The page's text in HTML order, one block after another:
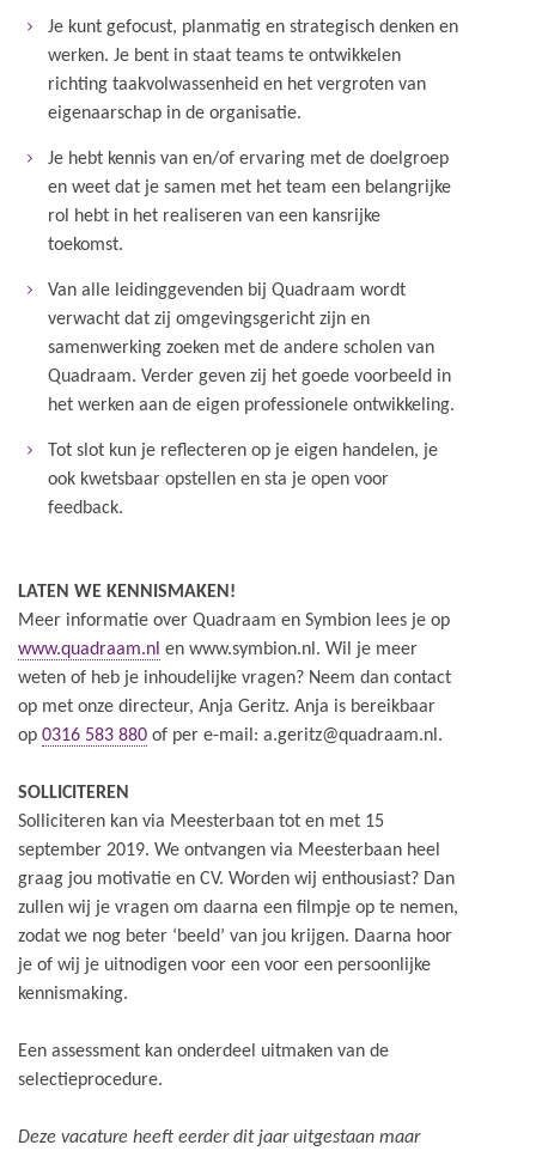
Je kunt gefocust, planmatig en strategisch denken en
werken. Je bent in staat teams te ontwikkelen
richting taakvolwassenheid en het vergroten van
eigenaarschap in de organisatie.
Je hebt kennis van en/of ervaring met de doelgroep
en weet dat je samen met het team een belangrijke
rol hebt in het realiseren van een kansrijke
toekomst.
Van alle leidinggevenden bij Quadraam wordt
verwacht dat zij omgevingsgericht zijn en
samenwerking zoeken met de andere scholen van
Quadraam. Verder geven zij het goede voorbeeld in
het werken aan de eigen professionele ontwikkeling.
Tot slot kun je reflecteren op je eigen handelen, je
ook kwetsbaar opstellen en sta je open voor
feedback.
LATEN WE KENNISMAKEN!
Meer informatie over Quadraam en Symbion lees je op
www.quadraam.nl en www.symbion.nl. Wil je meer
weten of heb je inhoudelijke vragen? Neem dan contact
op met onze directeur, Anja Geritz. Anja is bereikbaar
op 0316 583 880 of per e-mail: a.geritz@quadraam.nl.
SOLLICITEREN
Solliciteren kan via Meesterbaan tot en met 15
september 2019. We ontvangen via Meesterbaan heel
graag jou motivatie en CV. Worden wij enthousiast? Dan
zullen wij je vragen om daarna een filmpje op te nemen,
zodat we nog beter ‘beeld’ van jou krijgen. Daarna hoor
je of wij je uitnodigen voor een voor een persoonlijke
kennismaking.
Een assessment kan onderdeel uitmaken van de
selectieprocedure.
Deze vacature heeft eerder dit jaar uitgestaan maar